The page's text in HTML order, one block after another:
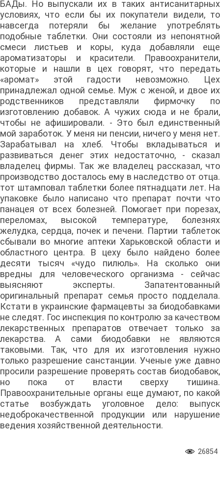
БАДы. Но выпускали их в таких антисанитарных
условиях, что если бы их покупатели видели, то
навсегда потеряли бы желание употреблять
подобные таблетки. Они состояли из непонятной
смеси листьев и коры, куда добавляли еще
ароматизаторы и красители. Правоохранители,
которые и нашли в цех говорят, что передать
«аромат» этой гадости невозможно. Цех
принадлежал одной семье. Муж с женой, и двое их
родственников представляли фирмочку по
изготовлению добавок. А чужих сюда и не брали,
чтобы не афишировали. - Это был единственный
мой заработок. У меня ни пенсии, ничего у меня нет.
Зарабатывал на хлеб. Чтобы вкладываться и
развиваться денег этих недостаточно, - сказал
владелец фирмы. Так же владелец рассказал, что
производство досталось ему в наследство от отца.
тот штамповал таблетки более пятнадцати лет. На
упаковке было написано что препарат почти что
панацея от всех болезней. Помогает при порезах,
переломах, высокой температуре, болезнях
желудка, сердца, почек и печени. Партии таблеток
сбывали во многие аптеки Харьковской области и
областного центра. В цеху было найдено более
десяти тысяч «чудо пилюль». На сколько они
вредны для человеческого организма - сейчас
выясняют эксперты. Запатентованный
оригинальный препарат семья просто подделала.
Кстати в украинские фармацевты за биодобавками
не следят. Гос инспекция по контролю за качеством
лекарственных препаратов отвечает только за
лекарства. А сами биодобавки не являются
таковыми. Так, что для их изготовления нужно
только разрешение санстанции. Ученые уже давно
просили разрешение проверять состав биодобавок,
но пока от власти сверху тишина.
Правоохранительные органы еще думают, по какой
статье возбуждать уголовное дело: выпуск
недоброкачественной продукции или нарушение
ведения хозяйственной деятельности.
26854